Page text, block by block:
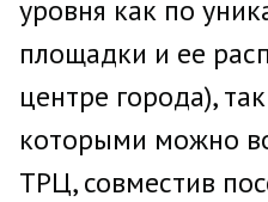
уровня как по
площадки и ее
центре города),
которыми можно
ТРЦ, совместив